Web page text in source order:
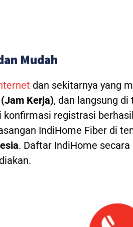
Mudah
dan sekitarnya yang
Kerja), dan langsung di
konfirmasi registrasi
IndiHome Fiber di
. Daftar IndiHome secara